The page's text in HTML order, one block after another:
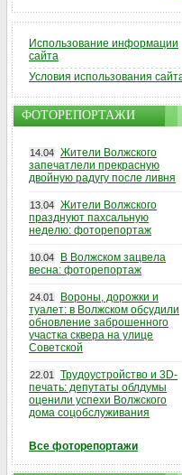
Использование информации
сайта
Условия использования
ФОТОРЕПОРТАЖИ
14.04 Жители Волжского
запечатлели прекрасную
двойную радугу после ливня
13.04 Жители Волжского
празднуют пахсальную
неделю: фоторепортаж
10.04
В Волжском зацвела
весна: фоторепортаж
24.01
Вороны, дорожки и
туалет: в Волжском обсудили
обновление заброшенного
участка сквера на улице
Советской
22.01
Трудоустройство и 3D-
печать: депутаты облдумы
оценили успехи Волжского
дома соцобслуживания
Все фоторепортажи